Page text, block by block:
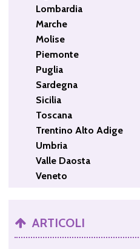
Lombardia
Marche
Molise
Piemonte
Puglia
Sardegna
Sicilia
Toscana
Trentino Alto Adige
Umbria
Valle Daosta
Veneto
ARTICOLI